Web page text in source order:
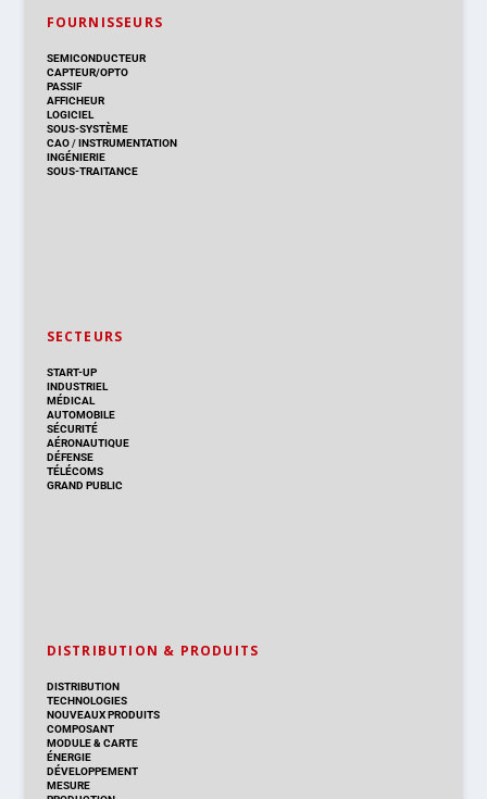
FOURNISSEURS
SEMICONDUCTEUR
CAPTEUR/OPTO
PASSIF
AFFICHEUR
LOGICIEL
SOUS-SYSTÈME
CAO/INSTRUMENTATION
INGÉNIERIE
SOUS-TRAITANCE
SECTEURS
START-UP
INDUSTRIEL
MÉDICAL
AUTOMOBILE
SÉCURITÉ
AÉRONAUTIQUE
DÉFENSE
TÉLÉCOMS
GRAND PUBLIC
DISTRIBUTION & PRODUITS
DISTRIBUTION
TECHNOLOGIES
NOUVEAUX PRODUITS
COMPOSANT
MODULE & CARTE
ÉNERGIE
DÉVELOPPEMENT
MESURE